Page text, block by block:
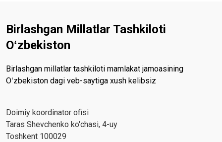
Birlashgan Millatlar Tashkiloti
Oʻzbekiston
Birlashgan millatlar tashkiloti mamlakat jamoasining
Oʻzbekiston dagi veb-saytiga xush kelibsiz
Doimiy koordinator ofisi
Taras Shevchenko ko'chasi, 4-uy
Toshkent 100029